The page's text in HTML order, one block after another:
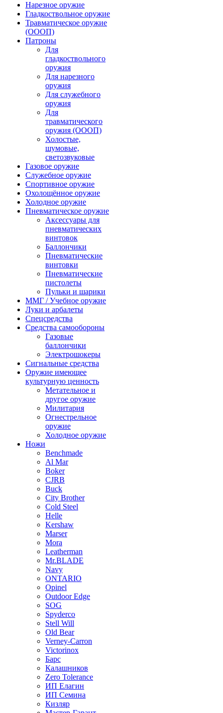
Нарезное оружие
Гладкоствольное оружие
Травматическое оружие
(ОООП)
Патроны
Для
гладкоствольного
оружия
Для нарезного
оружия
Для служебного
оружия
Для
травматического
оружия (ОООП)
Холостые,
шумовые,
светозвуковые
Газовое оружие
Служебное оружие
Спортивное оружие
Охолощённое оружие
Холодное оружие
Пневматическое оружие
Аксессуары для
пневматических
винтовок
Баллончики
Пневматические
винтовки
Пневматические
пистолеты
Пульки и шарики
ММГ / Учебное оружие
Луки и арбалеты
Спецсредства
Средства самообороны
Газовые
баллончики
Электрошокеры
Сигнальные средства
Оружие имеющее
культурную ценность
Метательное и
другое оружие
Милитария
Огнестрельное
оружие
Холодное оружие
Ножи
Benchmade
Al Mar
Boker
CJRB
Buck
City Brother
Cold Steel
Helle
Kershaw
Marser
Mora
Leatherman
Mr.BLADE
Navy
ONTARIO
Opinel
Outdoor Edge
SOG
Spyderco
Stell Will
Old Bear
Verney-Carron
Victorinox
Барс
Калашников
Zero Tolerance
ИП Елагин
ИП Семина
Кизляр